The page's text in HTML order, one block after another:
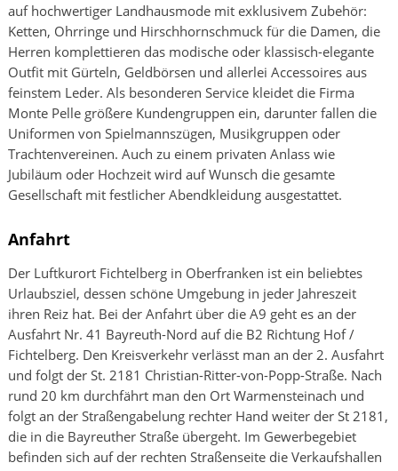
auf hochwertiger Landhausmode mit exklusivem Zubehör:
Ketten, Ohrringe und Hirschhornschmuck für die Damen, die
Herren komplettieren das modische oder klassisch-elegante
Outfit mit Gürteln, Geldbörsen und allerlei Accessoires aus
feinstem Leder. Als besonderen Service kleidet die Firma
Monte Pelle größere Kundengruppen ein, darunter fallen die
Uniformen von Spielmannszügen, Musikgruppen oder
Trachtenvereinen. Auch zu einem privaten Anlass wie
Jubiläum oder Hochzeit wird auf Wunsch die gesamte
Gesellschaft mit festlicher Abendkleidung ausgestattet.
Anfahrt
Der Luftkurort Fichtelberg in Oberfranken ist ein beliebtes
Urlaubsziel, dessen schöne Umgebung in jeder Jahreszeit
ihren Reiz hat. Bei der Anfahrt über die A9 geht es an der
Ausfahrt Nr. 41 Bayreuth-Nord auf die B2 Richtung Hof /
Fichtelberg. Den Kreisverkehr verlässt man an der 2. Ausfahrt
und folgt der St. 2181 Christian-Ritter-von-Popp-Straße. Nach
rund 20 km durchfährt man den Ort Warmensteinach und
folgt an der Straßengabelung rechter Hand weiter der St 2181,
die in die Bayreuther Straße übergeht. Im Gewerbegebiet
befinden sich auf der rechten Straßenseite die Verkaufshallen